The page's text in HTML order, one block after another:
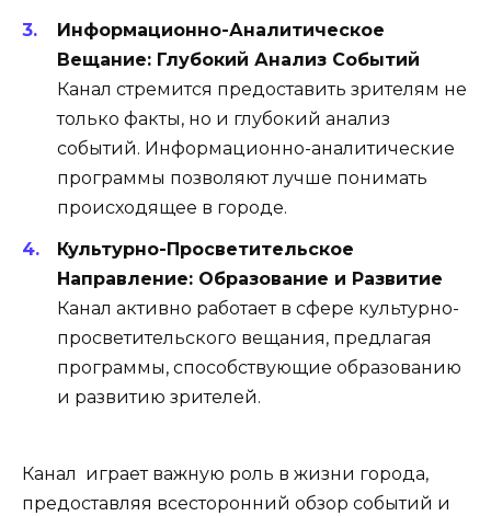
Информационно-Аналитическое
Вещание: Глубокий Анализ Событий
Канал стремится предоставить зрителям не
только факты, но и глубокий анализ
событий. Информационно-аналитические
программы позволяют лучше понимать
происходящее в городе.
Культурно-Просветительское
Направление: Образование и Развитие
Канал активно работает в сфере культурно-
просветительского вещания, предлагая
программы, способствующие образованию
и развитию зрителей.
Канал играет важную роль в жизни города,
предоставляя всесторонний обзор событий и